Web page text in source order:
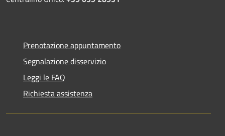
Prenotazione appuntamento
Segnalazione disservizio
Leggi le FAQ
Richiesta assistenza